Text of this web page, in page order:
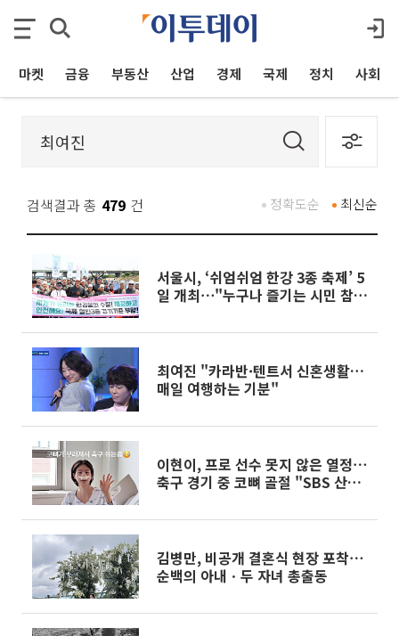
마켓 금융 부동산 산업 경제 국제 정치 사회
검색결과 총 479 건 최신순
정확도순
서울시, ‘쉬엄쉬엄 한강 3종 축제’ 5
일 개최⋯"누구나 즐기는 시민 참여
최여진 "카라반·텐트서 신혼생활…
매일 여행하는 기분"
이현이, 프로 선수 못지 않은 열정⋯
축구 경기 중 코뼈 골절 "SBS 산재
김병만, 비공개 결혼식 현장 포착⋯
순백의 아내ㆍ두 자녀 총출동